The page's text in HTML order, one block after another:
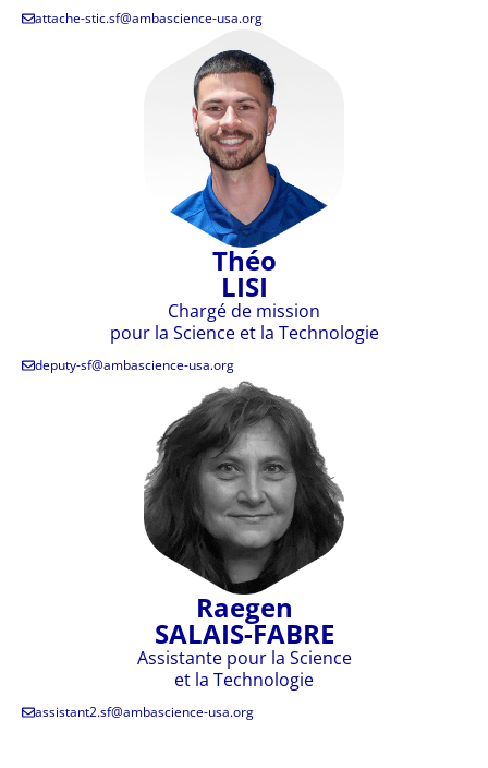
attache-stic.sf@ambascience-usa.org
Théo
LISI
Chargé de mission
pour la Science et la Technologie
deputy-sf@ambascience-usa.org
Raegen
SALAIS-FABRE
Assistante pour la Science
et la Technologie
assistant2.sf@ambascience-usa.org